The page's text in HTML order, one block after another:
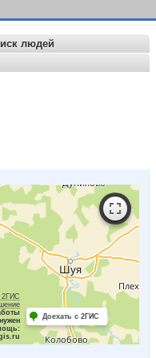
людей
2ГИС
Доехать с 2ГИС